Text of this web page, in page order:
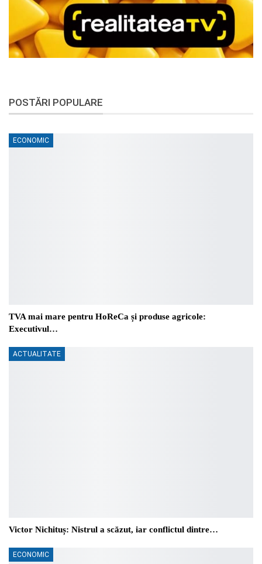
POSTĂRI POPULARE
ECONOMIC
TVA mai mare pentru HoReCa și produse agricole:
Executivul…
ACTUALITATE
Victor Nichituș: Nistrul a scăzut, iar conflictul dintre…
ECONOMIC